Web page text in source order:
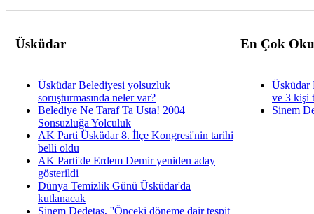
Üsküdar En Çok
Üsküdar Belediyesi yolsuzluk
soruşturmasında neler var?
Belediye Ne Taraf Ta Usta! 2004
Sonsuzluğa Yolculuk
AK Parti Üsküdar 8. İlçe Kongresi'nin tarihi
belli oldu
AK Parti'de Erdem Demir yeniden aday
gösterildi
Dünya Temizlik Günü Üsküdar'da
kutlanacak
Sinem Dedetaş, ''Önceki döneme dair tespit
Üsküdar
ve 3 kişi
Sinem